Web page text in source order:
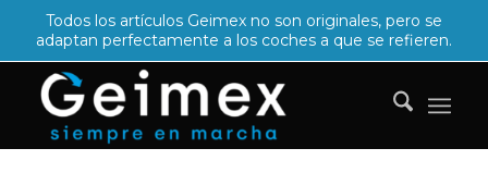
Todos los artículos Geimex no son originales, pero se
adaptan perfectamente a los coches a que se refieren.